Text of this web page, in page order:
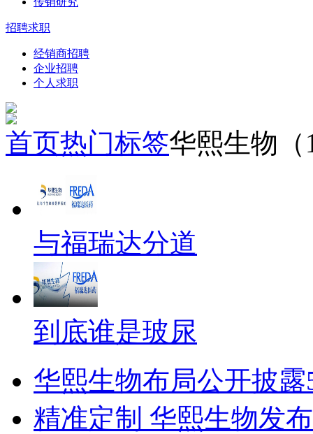
招聘求职
经销商招聘
企业招聘
个人求职
首页热门标签华熙生物（
与福瑞达分道
到底谁是玻尿
华熙生物布局公开披
精准定制 华熙生物发